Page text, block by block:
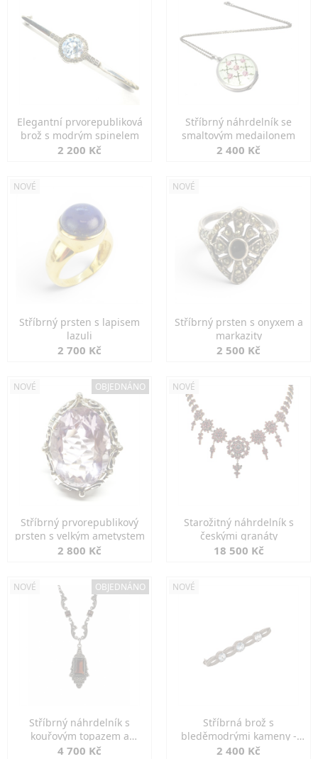
Elegantní prvorepubliková
brož s modrým spinelem
2 200 Kč
Stříbrný náhrdelník se
smaltovým medailonem
2 400 Kč
NOVÉ
Stříbrný prsten s lapisem
lazuli
2 700 Kč
NOVÉ
Stříbrný prsten s onyxem a
markazity
2 500 Kč
NOVÉ OBJEDNÁNO
Stříbrný prvorepublikový
prsten s velkým ametystem
2 800 Kč
NOVÉ
Starožitný náhrdelník s
českými granáty
18 500 Kč
NOVÉ OBJEDNÁNO
Stříbrný náhrdelník s
kouřovým topazem a
markazity
4 700 Kč
NOVÉ
Stříbrná brož s
bleděmodrými kameny -
jemná elegance
2 400 Kč